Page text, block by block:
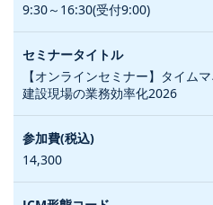
9:30～16:30(受付9:00)
【オンラインセミナー】タイム
建設現場の業務効率化2026
14,300